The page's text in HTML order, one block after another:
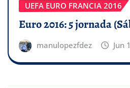
UEFA EURO FRANCIA 2016
Euro 2016: 5 jornada
manulopezfdez Jun